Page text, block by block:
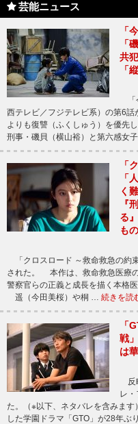
芸能ニュース
「
「
共
「
「
西テレビ／フジテレビ系）の第6
よりも復讐（ふくしゅう）を優先
刑事・磯貝（横山裕）と第六感女
「
「
く
『
る
もの
「クロスロード ～救命救急の約
された。 本作は、救命救急医療
警察官らの正義と成長を描く本格
遥（今田美桜）や桐 … 続きを読
「
戦
は
反
レ
た。（※以下、ネタバレを含みま
した学園ドラマ「GTO」が28年ぶ